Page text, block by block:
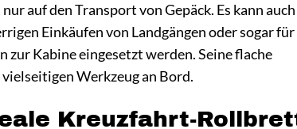
auf den Transport von Gepäck. Es kann
Einkäufen von Landgängen oder sogar für
zur Kabine eingesetzt werden. Seine flache
Werkzeug an Bord.
Kreuzfahrt-